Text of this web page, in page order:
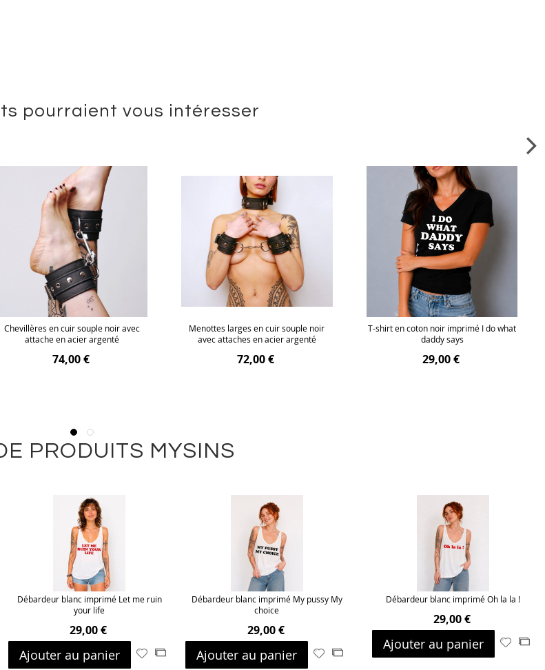
pourraient vous intéresser
Chevillères en cuir souple noir avec
attache en acier argenté
74,00 €
Menottes larges en cuir souple noir
avec attaches en acier argenté
72,00 €
T-shirt en coton noir imprimé I do what
daddy says
29,00 €
PRODUITS MYSINS
Débardeur blanc imprimé Let me ruin
your life
29,00 €
Ajouter au panier
AjouterAjouter
Débardeur blanc imprimé My pussy My
choice
29,00 €
Ajouter au panier
AjouterAjouter
Débardeur blanc imprimé Oh la la !
29,00 €
Ajouter au panier
Ajouter